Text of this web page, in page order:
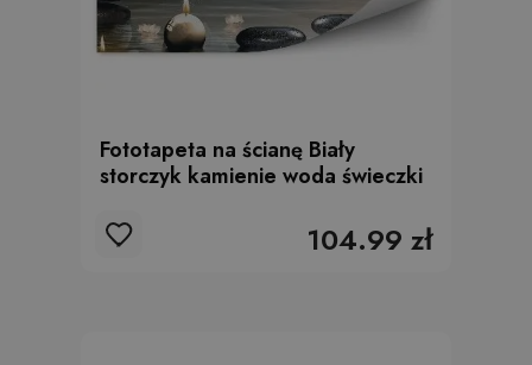
Fototapeta na ścianę Biały
storczyk kamienie woda świeczki
104.99 zł